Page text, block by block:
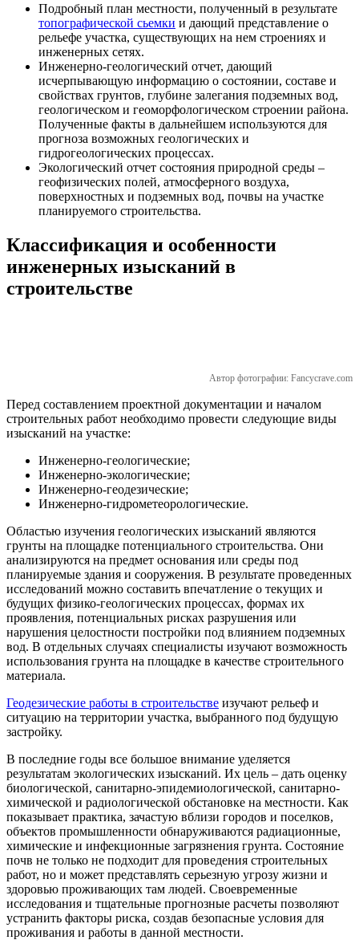
Подробный план местности, полученный в результате
топографической сьемки и дающий представление о
рельефе участка, существующих на нем строениях и
инженерных сетях.
Инженерно-геологический отчет, дающий
исчерпывающую информацию о состоянии, составе и
свойствах грунтов, глубине залегания подземных вод,
геологическом и геоморфологическом строении района.
Полученные факты в дальнейшем используются для
прогноза возможных геологических и
гидрогеологических процессах.
Экологический отчет состояния природной среды –
геофизических полей, атмосферного воздуха,
поверхностных и подземных вод, почвы на участке
планируемого строительства.
Классификация и особенности
инженерных изысканий в
строительстве
Автор фотографии: Fancycrave.com
Перед составлением проектной документации и началом
строительных работ необходимо провести следующие виды
изысканий на участке:
Инженерно-геологические;
Инженерно-экологические;
Инженерно-геодезические;
Инженерно-гидрометеорологические.
Областью изучения геологических изысканий являются
грунты на площадке потенциального строительства. Они
анализируются на предмет основания или среды под
планируемые здания и сооружения. В результате проведенных
исследований можно составить впечатление о текущих и
будущих физико-геологических процессах, формах их
проявления, потенциальных рисках разрушения или
нарушения целостности постройки под влиянием подземных
вод. В отдельных случаях специалисты изучают возможность
использования грунта на площадке в качестве строительного
материала.
Геодезические работы в строительстве изучают рельеф и
ситуацию на территории участка, выбранного под будущую
застройку.
В последние годы все большое внимание уделяется
результатам экологических изысканий. Их цель – дать оценку
биологической, санитарно-эпидемиологической, санитарно-
химической и радиологической обстановке на местности. Как
показывает практика, зачастую вблизи городов и поселков,
объектов промышленности обнаруживаются радиационные,
химические и инфекционные загрязнения грунта. Состояние
почв не только не подходит для проведения строительных
работ, но и может представлять серьезную угрозу жизни и
здоровью проживающих там людей. Своевременные
исследования и тщательные прогнозные расчеты позволяют
устранить факторы риска, создав безопасные условия для
проживания и работы в данной местности.